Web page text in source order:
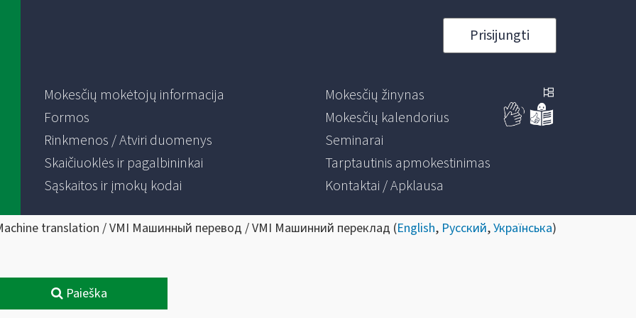
Prisijungti
Mokesčių mokėtojų informacija
Formos
Rinkmenos / Atviri duomenys
Skaičiuoklės ir pagalbininkai
Sąskaitos ir įmokų kodai
Mokesčių žinynas
Mokesčių kalendorius
Seminarai
Tarptautinis apmokestinimas
Kontaktai / Apklausa
translation / VMI Машинный перевод / VMI Машинний переклад (English, Русский,Українська)
Paieška